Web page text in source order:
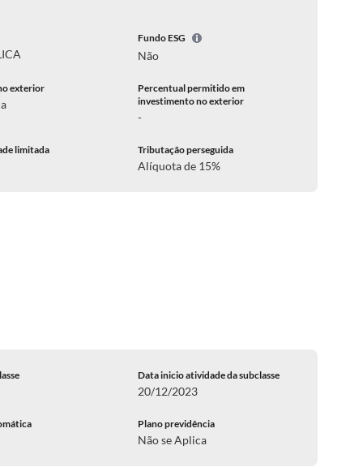
Fundo ESG
Não
exterior
Percentual permitido em
investimento no exterior
-
limitada Tributação perseguida
Alíquota de 15%
Data inicio atividade da subclasse
20/12/2023
Plano previdência
Não se Aplica